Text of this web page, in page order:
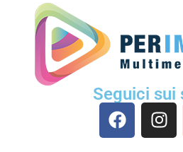
Seguici sui